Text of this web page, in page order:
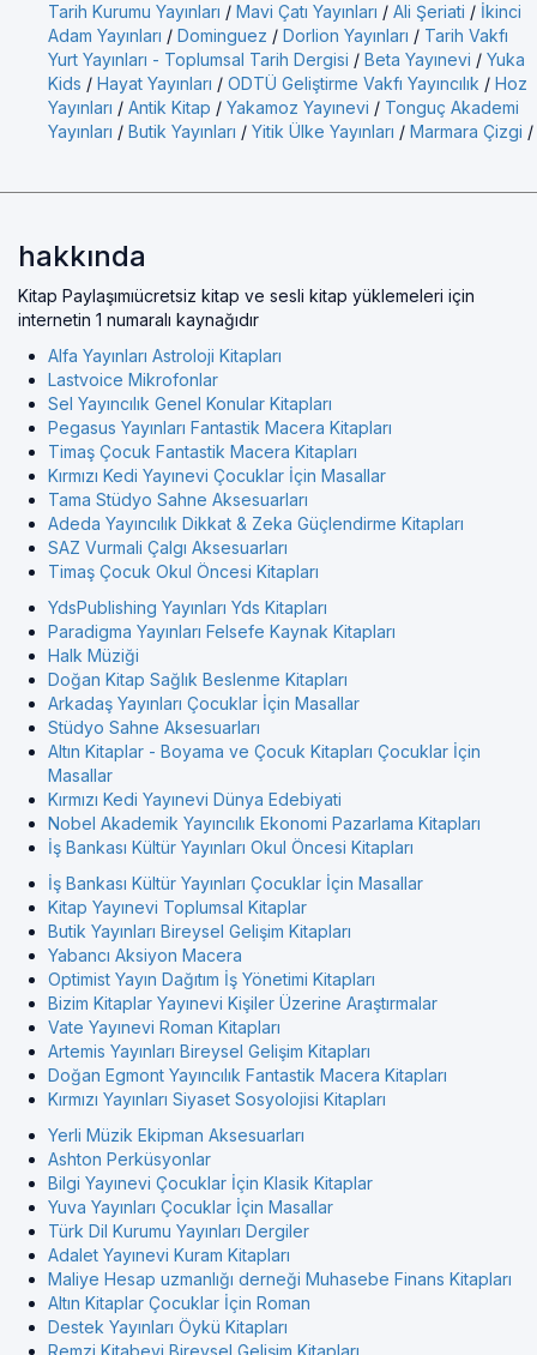
Tarih Kurumu Yayınları / Mavi Çatı Yayınları / Ali Şeriati / İkinci
Adam Yayınları / Dominguez / Dorlion Yayınları / Tarih Vakfı
Yurt Yayınları - Toplumsal Tarih Dergisi / Beta Yayınevi / Yuka
Kids / Hayat Yayınları / ODTÜ Geliştirme Vakfı Yayıncılık / Hoz
Yayınları / Antik Kitap / Yakamoz Yayınevi / Tonguç Akademi
Yayınları / Butik Yayınları / Yitik Ülke Yayınları / Marmara Çizgi /
hakkında
Kitap Paylaşımıücretsiz kitap ve sesli kitap yüklemeleri için
internetin 1 numaralı kaynağıdır
Alfa Yayınları Astroloji Kitapları
Lastvoice Mikrofonlar
Sel Yayıncılık Genel Konular Kitapları
Pegasus Yayınları Fantastik Macera Kitapları
Timaş Çocuk Fantastik Macera Kitapları
Kırmızı Kedi Yayınevi Çocuklar İçin Masallar
Tama Stüdyo Sahne Aksesuarları
Adeda Yayıncılık Dikkat & Zeka Güçlendirme Kitapları
SAZ Vurmali Çalgı Aksesuarları
Timaş Çocuk Okul Öncesi Kitapları
YdsPublishing Yayınları Yds Kitapları
Paradigma Yayınları Felsefe Kaynak Kitapları
Halk Müziği
Doğan Kitap Sağlık Beslenme Kitapları
Arkadaş Yayınları Çocuklar İçin Masallar
Stüdyo Sahne Aksesuarları
Altın Kitaplar - Boyama ve Çocuk Kitapları Çocuklar İçin
Masallar
Kırmızı Kedi Yayınevi Dünya Edebiyati
Nobel Akademik Yayıncılık Ekonomi Pazarlama Kitapları
İş Bankası Kültür Yayınları Okul Öncesi Kitapları
İş Bankası Kültür Yayınları Çocuklar İçin Masallar
Kitap Yayınevi Toplumsal Kitaplar
Butik Yayınları Bireysel Gelişim Kitapları
Yabancı Aksiyon Macera
Optimist Yayın Dağıtım İş Yönetimi Kitapları
Bizim Kitaplar Yayınevi Kişiler Üzerine Araştırmalar
Vate Yayınevi Roman Kitapları
Artemis Yayınları Bireysel Gelişim Kitapları
Doğan Egmont Yayıncılık Fantastik Macera Kitapları
Kırmızı Yayınları Siyaset Sosyolojisi Kitapları
Yerli Müzik Ekipman Aksesuarları
Ashton Perküsyonlar
Bilgi Yayınevi Çocuklar İçin Klasik Kitaplar
Yuva Yayınları Çocuklar İçin Masallar
Türk Dil Kurumu Yayınları Dergiler
Adalet Yayınevi Kuram Kitapları
Maliye Hesap uzmanlığı derneği Muhasebe Finans Kitapları
Altın Kitaplar Çocuklar İçin Roman
Destek Yayınları Öykü Kitapları